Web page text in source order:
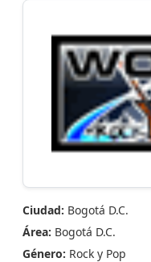
Ciudad: Bogotá D.C.
Área: Bogotá D.C.
Género: Rock y Pop